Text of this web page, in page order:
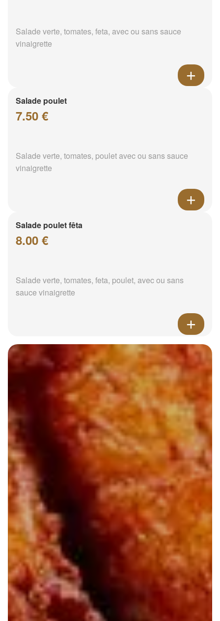
Salade verte, tomates, feta, avec ou sans sauce
vinaigrette
Salade poulet
7.50 €
Salade verte, tomates, poulet avec ou sans sauce
vinaigrette
Salade poulet fêta
8.00 €
Salade verte, tomates, feta, poulet, avec ou sans
sauce vinaigrette